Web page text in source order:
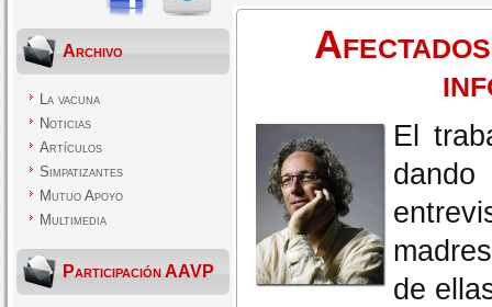
Archivo
La vacuna
Noticias
Artículos
Simpatizantes
Mutuo Apoyo
Multimedia
Participación AAVP
El
de